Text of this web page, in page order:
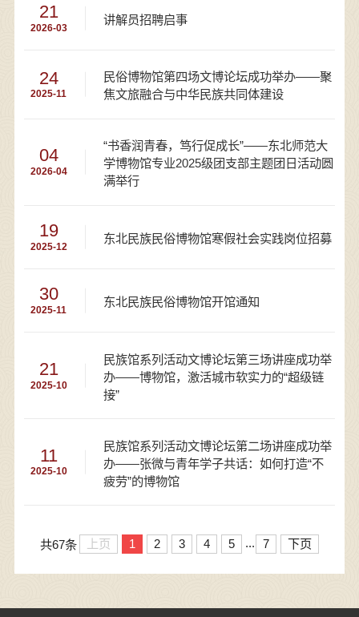
21
2026-03
讲解员招聘启事
24
2025-11
民俗博物馆第四场文博论坛成功举办——聚
焦文旅融合与中华民族共同体建设
04
2026-04
“书香润青春，笃行促成长”——东北师范大
学博物馆专业2025级团支部主题团日活动圆
满举行
19
2025-12
东北民族民俗博物馆寒假社会实践岗位招募
30
2025-11
东北民族民俗博物馆开馆通知
21
2025-10
民族馆系列活动文博论坛第三场讲座成功举
办——博物馆，激活城市软实力的“超级链
接”
11
2025-10
民族馆系列活动文博论坛第二场讲座成功举
办——张微与青年学子共话：如何打造“不
疲劳”的博物馆
共67条 上页 1 2 3 4 5 ... 7 下页